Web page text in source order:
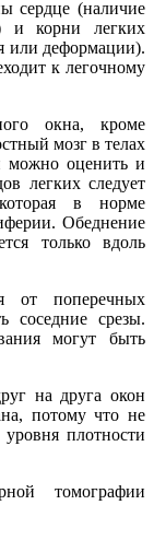
сердце (наличие
и корни легких
или деформации).
к легочному
окна, кроме
мозг в телах
можно оценить и
легких следует
в норме
Обеднение
только вдоль
от поперечных
соседние срезы.
могут быть
на друга окон
потому что не
плотности
томографии